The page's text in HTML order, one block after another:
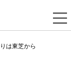
は東芝から